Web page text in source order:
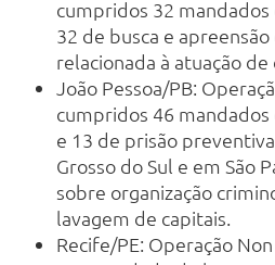
cumpridos 32
32 de busca e
relacionada à atuação
João Pessoa/PB:
cumpridos 46
e 13 de prisão
Grosso do Sul e em São
sobre organização
lavagem de capitais.
Recife/PE: Operação